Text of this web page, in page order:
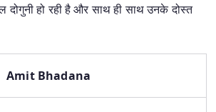
दोगुनी हो रही है और साथ ही साथ उनके दोस्त
Amit Bhadana